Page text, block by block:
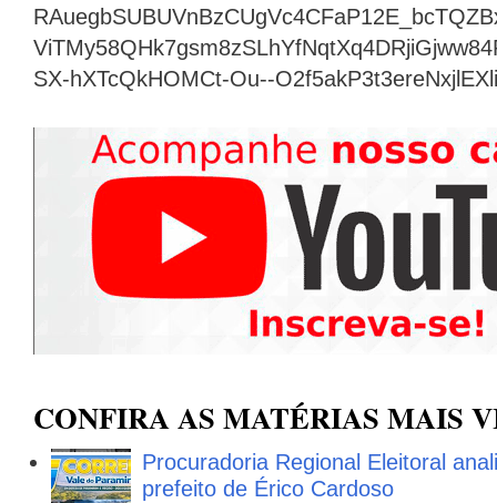
SX-hXTcQkHOMCt-Ou--
CONFIRA AS MATÉRIAS MAIS
Procuradoria Regional Eleitoral
prefeito de Érico Cardoso